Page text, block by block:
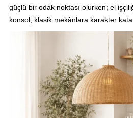
güçlü bir odak noktası olurken; el
konsol, klasik mekânlara karakter